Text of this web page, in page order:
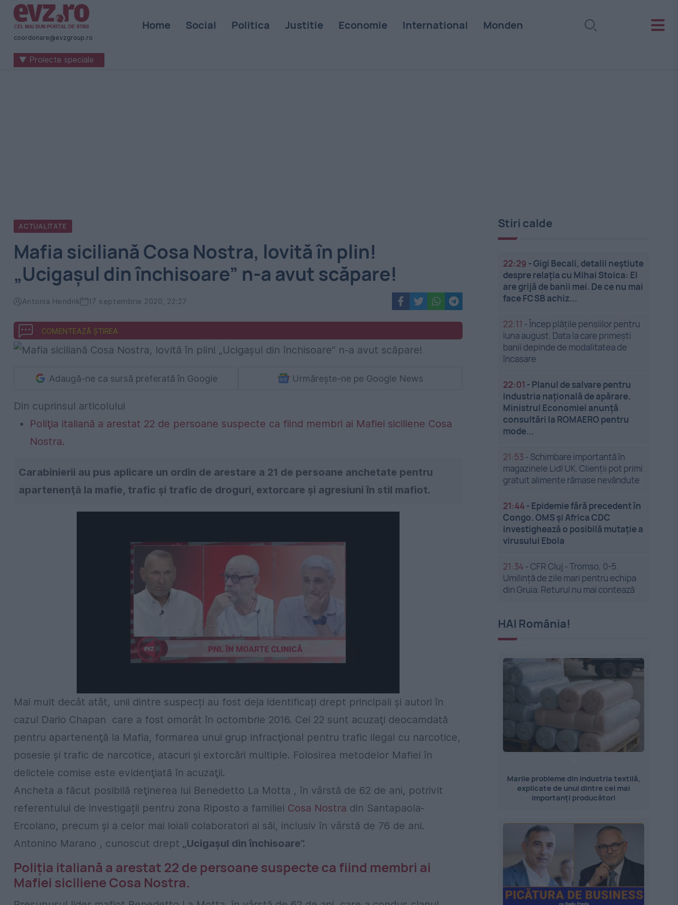
Știri
naționale
internaționale
coordonare@evzgroup.ro
Home Social Politica Justitie Economie International Monden
▼ Proiecte speciale
ACTUALITATE
Mafia siciliană Cosa Nostra, lovită în plin!
„Ucigașul din închisoare” n-a avut scăpare!
Antonia Hendrik 17 septembrie 2020, 22:27
COMENTEAZĂ ȘTIREA
Adaugă-ne ca sursă preferată în Google Urmărește-ne pe Google News
Din cuprinsul articolului
Poliţia italiană a arestat 22 de persoane suspecte ca fiind membri ai Mafiei siciliene Cosa
Nostra.
Carabinierii au pus aplicare un ordin de arestare a 21 de persoane anchetate pentru
apartenenţă la mafie, trafic și trafic de droguri, extorcare și agresiuni în stil mafiot.
Mai mult decât atât, unii dintre suspecți au fost deja identificați drept principali și autori în
cazul Dario Chapan care a fost omorât în octombrie 2016. Cei 22 sunt acuzaţi deocamdată
pentru apartenenţă la Mafia, formarea unui grup infracţional pentru trafic ilegal cu narcotice,
posesie şi trafic de narcotice, atacuri şi extorcări multiple. Folosirea metodelor Mafiei în
delictele comise este evidenţiată în acuzaţii.
Ancheta a făcut posibilă reţinerea lui Benedetto La Motta , în vârstă de 62 de ani, potrivit
referentului de investigații pentru zona Riposto a familiei Cosa Nostra din Santapaola-
Ercolano, precum și a celor mai loiali colaboratori ai săi, inclusiv în vârstă de 76 de ani.
Antonino Marano , cunoscut drept „Ucigașul din închisoare”.
Poliţia italiană a arestat 22 de persoane suspecte ca fiind membri ai
Mafiei siciliene Cosa Nostra.
Stiri calde
22:29 -Gigi Becali, detalii neștiute
despre relația cu Mihai Stoica: El
are grijă de banii mei. De ce nu mai
face FCSB achiz...
22:11 -Încep plățile pensiilor pentru
luna august. Data la care primești
banii depinde de modalitatea de
încasare
22:01 - Planul de salvare pentru
industria națională de apărare.
Ministrul Economiei anunță
consultări la ROMAERO pentru
mode...
21:53 - Schimbare importantă în
magazinele Lidl UK. Clienții pot primi
gratuit alimente rămase nevândute
21:44- Epidemie fără precedent în
Congo. OMS și Africa CDC
investighează o posibilă mutație a
virusului Ebola
21:34 -CFR Cluj - Tromso, 0-5.
Umilință de zile mari pentru echipa
din Gruia. Returul nu mai contează
HAI România!
Marile probleme din industria textilă,
explicate de unul dintre cei mai
importanți producători